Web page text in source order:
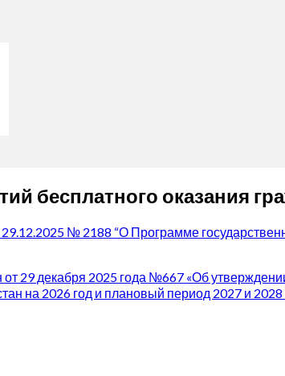
бесплатного оказания
№ 2188 “О Программе
29 декабря 2025 года №667 «Об
на 2026 год и плановый период 2027 и 2028